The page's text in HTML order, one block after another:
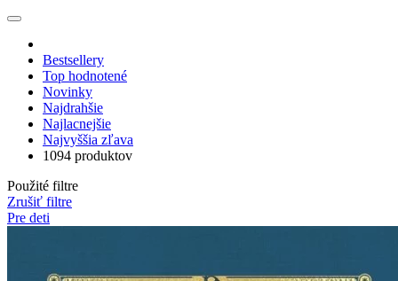
Bestsellery
Top hodnotené
Novinky
Najdrahšie
Najlacnejšie
Najvyššia zľava
1094 produktov
Použité filtre
Zrušiť filtre
Pre deti